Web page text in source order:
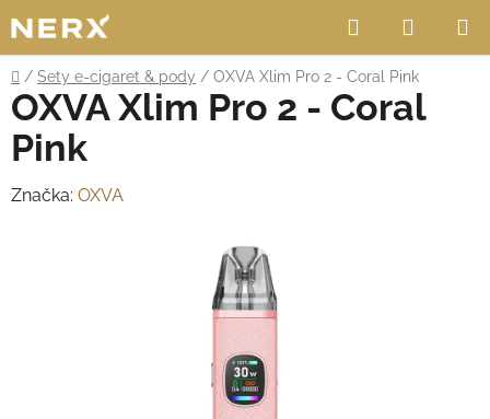
na
obsah
Hledat
KOŠÍK
Domů
/ Sety e-cigaret & pody / OXVA Xlim Pro 2 - Coral Pink
OXVA Xlim Pro 2 - Coral
Pink
Značka: OXVA